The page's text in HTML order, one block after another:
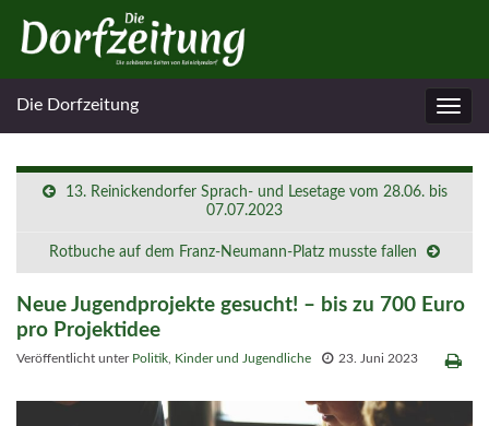
Die Dorfzeitung
13. Reinickendorfer Sprach- und Lesetage vom 28.06. bis
07.07.2023
Rotbuche auf dem Franz-Neumann-Platz musste fallen
Neue Jugendprojekte gesucht! – bis zu 700 Euro
pro Projektidee
Veröffentlicht unter Politik Kinder und Jugendliche 23. Juni 2023